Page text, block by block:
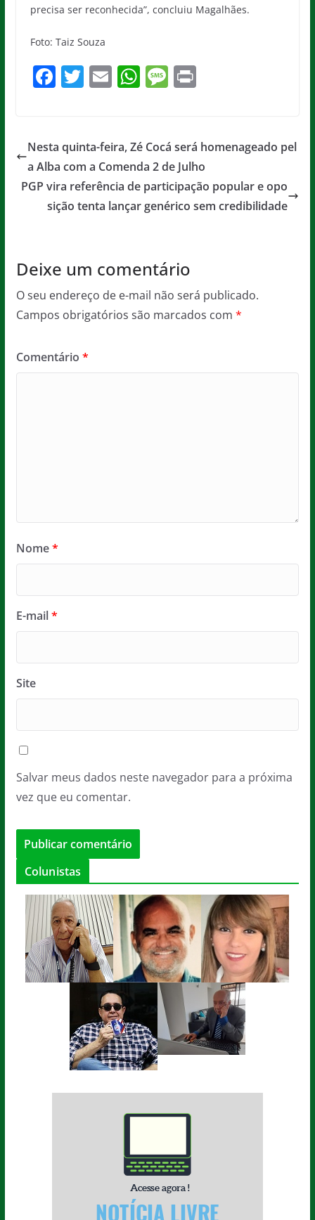
precisa ser reconhecida”, concluiu Magalhães.
Foto: Taiz Souza
F
e
b
o
o
T
er
E
l
W
s
A
p
p
M
a
g
e
Pr
Nesta quinta-feira, Zé Cocá será homenageado pel
a Alba com a Comenda 2 de Julho
PGP vira referência de participação popular e opo
sição tenta lançar genérico sem credibilidade
Deixe um comentário
O seu endereço de e-mail não será publicado.
Campos obrigatórios são marcados com *
Comentário *
Nome*
E-mail*
Site
Salvar meus dados neste navegador para a próxima
vez que eu comentar.
Colunistas